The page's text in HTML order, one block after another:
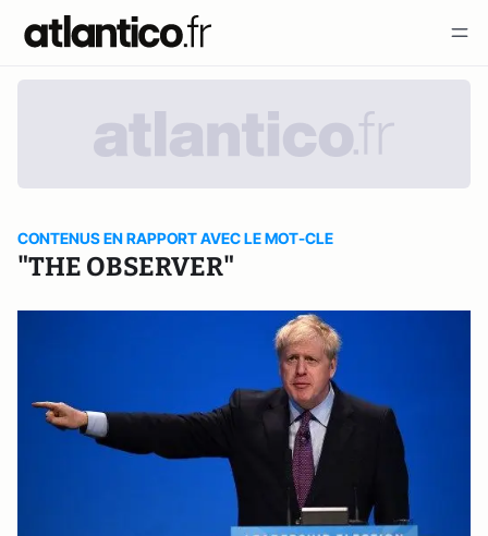
CONTENUS EN RAPPORT AVEC LE MOT-CLE
"THE OBSERVER"